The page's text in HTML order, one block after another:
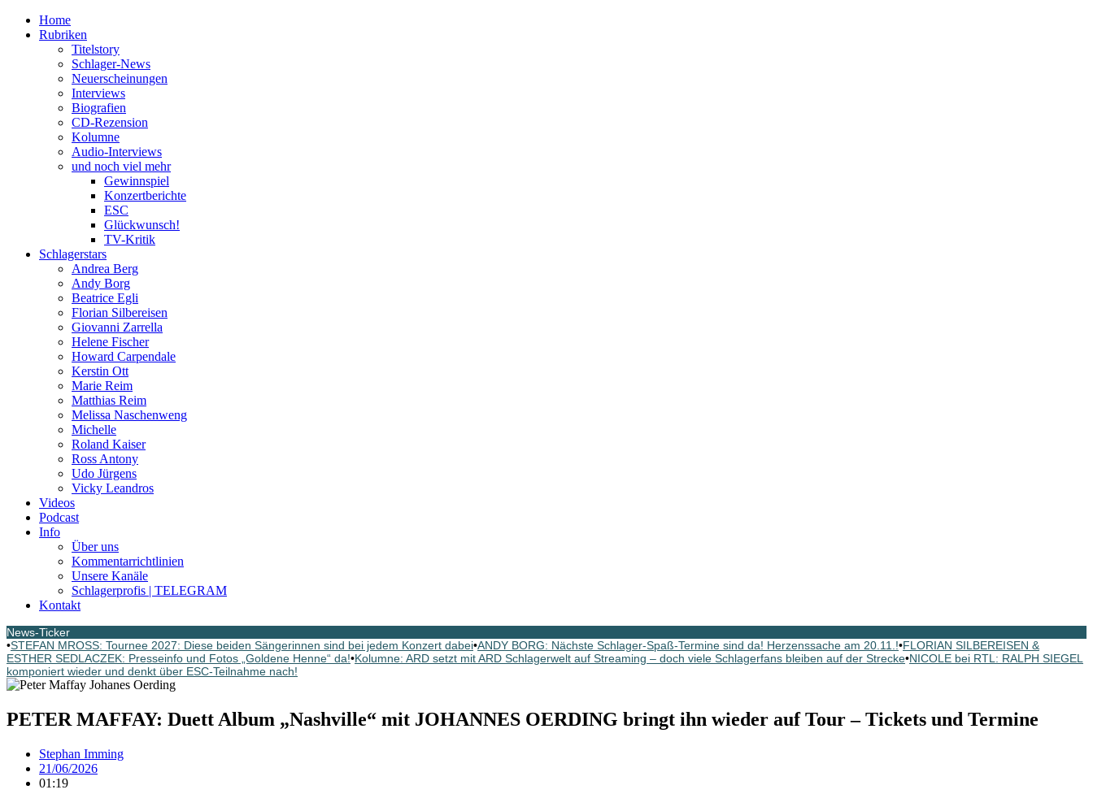
Home
Rubriken
Titelstory
Schlager-News
Neuerscheinungen
Interviews
Biografien
CD-Rezension
Kolumne
Audio-Interviews
und noch viel mehr
Gewinnspiel
Konzertberichte
ESC
Glückwunsch!
TV-Kritik
Schlagerstars
Andrea Berg
Andy Borg
Beatrice Egli
Florian Silbereisen
Giovanni Zarrella
Helene Fischer
Howard Carpendale
Kerstin Ott
Marie Reim
Matthias Reim
Melissa Naschenweng
Michelle
Roland Kaiser
Ross Antony
Udo Jürgens
Vicky Leandros
Videos
Podcast
Info
Über uns
Kommentarrichtlinien
Unsere Kanäle
Schlagerprofis | TELEGRAM
Kontakt
News-Ticker
•STEFAN MROSS: Tournee 2027: Diese beiden Sängerinnen sind bei jedem Konzert dabei•ANDY BORG: Nächste Schlager-Spaß-Termine sind da! Herzenssache am 20.11.!•FLORIAN SILBEREISEN &
ESTHER SEDLACZEK: Presseinfo und Fotos „Goldene Henne“ da!•Kolumne: ARD setzt mit ARD Schlagerwelt auf Streaming – doch viele Schlagerfans bleiben auf der Strecke•NICOLE bei RTL: RALPH SIEGEL
komponiert wieder und denkt über ESC-Teilnahme nach!
PETER MAFFAY: Duett Album „Nashville“ mit JOHANNES OERDING bringt ihn wieder auf Tour – Tickets und Termine
Stephan Imming
21/06/2026
01:19